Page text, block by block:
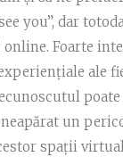
you”, dar
online. Foarte
ale
poate
un
spații